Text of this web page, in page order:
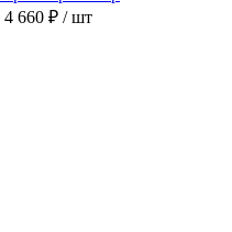
4 660 ₽ / шт